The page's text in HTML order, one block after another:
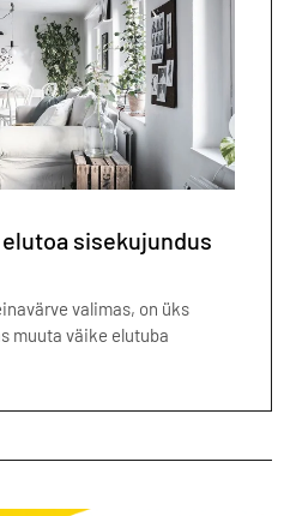
sisekujundus
valimas, on üks
muuta väike elutuba